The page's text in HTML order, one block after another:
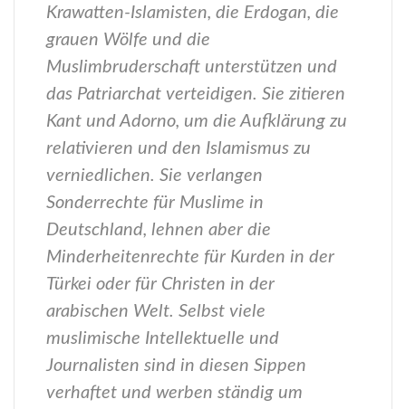
Krawatten-Islamisten, die Erdogan, die
grauen Wölfe und die
Muslimbruderschaft unterstützen und
das Patriarchat verteidigen. Sie zitieren
Kant und Adorno, um die Aufklärung zu
relativieren und den Islamismus zu
verniedlichen. Sie verlangen
Sonderrechte für Muslime in
Deutschland, lehnen aber die
Minderheitenrechte für Kurden in der
Türkei oder für Christen in der
arabischen Welt. Selbst viele
muslimische Intellektuelle und
Journalisten sind in diesen Sippen
verhaftet und werben ständig um